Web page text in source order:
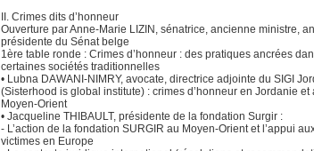
II. Crimes dits d’honneur
Ouverture par Anne-Marie LIZIN, sénatrice, ancienne ministre,
présidente du Sénat belge
1ère table ronde : Crimes d’honneur : des pratiques ancrées
certaines sociétés traditionnelles
• Lubna DAWANI-NIMRY, avocate, directrice adjointe du SIGI
(Sisterhood is global institute) : crimes d’honneur en Jordanie et
Moyen-Orient
• Jacqueline THIBAULT, présidente de la fondation Surgir :
- L’action de la fondation SURGIR au Moyen-Orient et l’appui
victimes en Europe